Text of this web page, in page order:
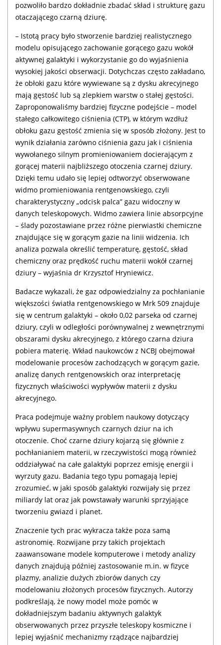
pozwoliło bardzo dokładnie zbadać skład i strukturę gazu
otaczającego czarną dziurę.
– Istotą pracy było stworzenie bardziej realistycznego
modelu opisującego zachowanie gorącego gazu wokół
aktywnej galaktyki i wykorzystanie go do wyjaśnienia
wysokiej jakości obserwacji. Dotychczas często zakładano,
że obłoki gazu które wywiewane są z dysku akrecyjnego
mają gęstość lub są zlepkiem warstw o stałej gęstości.
Zaproponowaliśmy bardziej fizyczne podejście – model
stałego całkowitego ciśnienia (CTP), w którym wzdłuż
obłoku gazu gęstość zmienia się w sposób złożony. Jest to
wynik działania zarówno ciśnienia gazu jak i ciśnienia
wywołanego silnym promieniowaniem docierającym z
gorącej materii najbliższego otoczenia czarnej dziury.
Dzięki temu udało się lepiej odtworzyć obserwowane
widmo promieniowania rentgenowskiego, czyli
charakterystyczny „odcisk palca” gazu widoczny w
danych teleskopowych. Widmo zawiera linie absorpcyjne
– ślady pozostawiane przez różne pierwiastki chemiczne
znajdujące się w gorącym gazie na linii widzenia. Ich
analiza pozwala określić temperaturę, gęstość, skład
chemiczny oraz prędkość ruchu materii wokół czarnej
dziury – wyjaśnia dr Krzysztof Hryniewicz.
Badacze wykazali, że gaz odpowiedzialny za pochłanianie
większości światła rentgenowskiego w Mrk 509 znajduje
się w centrum galaktyki – około 0,02 parseka od czarnej
dziury, czyli w odległości porównywalnej z wewnętrznymi
obszarami dysku akrecyjnego, z którego czarna dziura
pobiera materię. Wkład naukowców z NCBJ obejmował
modelowanie procesów zachodzących w gorącym gazie,
analizę danych rentgenowskich oraz interpretację
fizycznych właściwości wypływów materii z dysku
akrecyjnego.
Praca podejmuje ważny problem naukowy dotyczący
wpływu supermasywnych czarnych dziur na ich
otoczenie. Choć czarne dziury kojarzą się głównie z
pochłanianiem materii, w rzeczywistości mogą również
oddziaływać na całe galaktyki poprzez emisję energii i
wyrzuty gazu. Badania tego typu pomagają lepiej
zrozumieć, w jaki sposób galaktyki rozwijały się przez
miliardy lat oraz jak powstawały warunki sprzyjające
tworzeniu gwiazd i planet.
Znaczenie tych prac wykracza także poza samą
astronomię. Rozwijane przy takich projektach
zaawansowane modele komputerowe i metody analizy
danych znajdują później zastosowanie m.in. w fizyce
plazmy, analizie dużych zbiorów danych czy
modelowaniu złożonych procesów fizycznych. Autorzy
podkreślają, że nowy model może pomóc w
dokładniejszym badaniu aktywnych galaktyk
obserwowanych przez przyszłe teleskopy kosmiczne i
lepiej wyjaśnić mechanizmy rządzące najbardziej